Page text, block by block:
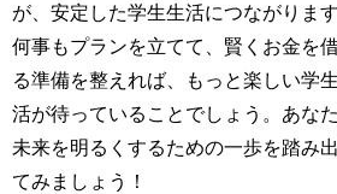
が、安定した学生生活につながります
何事もプランを立てて、賢くお金を
る準備を整えれば、もっと楽しい学
活が待っていることでしょう。あな
未来を明るくするための一歩を踏み
てみましょう！